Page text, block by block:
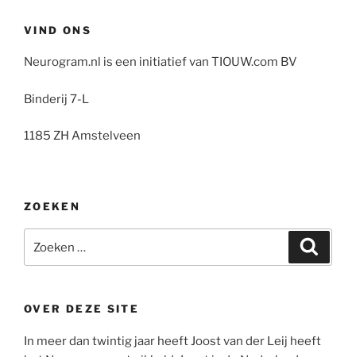
VIND ONS
Neurogram.nl is een initiatief van TIOUW.com BV
Binderij 7-L
1185 ZH Amstelveen
ZOEKEN
naar:
OVER DEZE SITE
In meer dan twintig jaar heeft Joost van der Leij heeft